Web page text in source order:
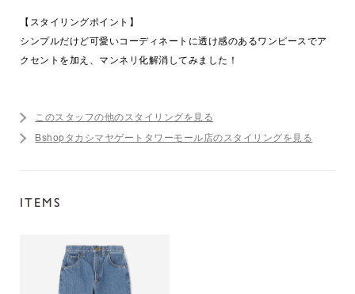
【スタイリングポイント】
シンプルだけど可愛いコーディネートに透け感のあるワンピースでア
クセントを加え、マンネリ化解消してみました！
このスタッフの他のスタイリングを見る
Bshopタカシマヤゲートタワーモール店のスタイリングを見る
ITEMS